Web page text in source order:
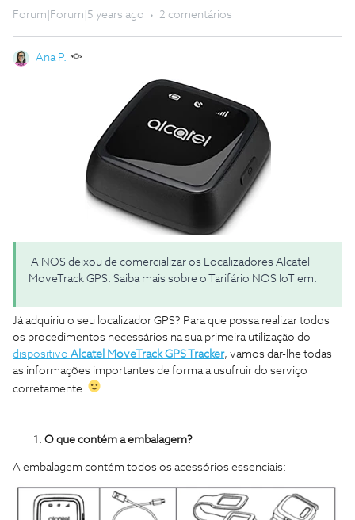
Forum|Forum|5 years ago 2 comentários
Ana P.
A NOS deixou de comercializar os Localizadores Alcatel
MoveTrack GPS. Saiba mais sobre o Tarifário NOS IoT em:
Já adquiriu o seu localizador GPS? Para que possa realizar todos
os procedimentos necessários na sua primeira utilização do
dispositivo Alcatel MoveTrack GPS Tracker, vamos dar-lhe todas
as informações importantes de forma a usufruir do serviço
corretamente.
O que contém a embalagem?
A embalagem contém todos os acessórios essenciais: